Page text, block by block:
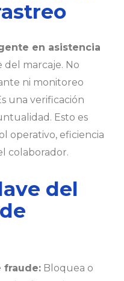
en asistencia
del marcaje. No
ni monitoreo
una verificación
Esto es
operativo, eficiencia
colaborador.
del
fraude: Bloquea o